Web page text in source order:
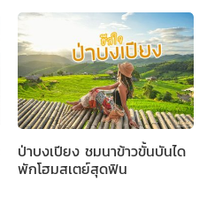
ป่าบงเปียง ชมนาข้าวขั้นบันได
พักโฮมสเตย์สุดฟิน